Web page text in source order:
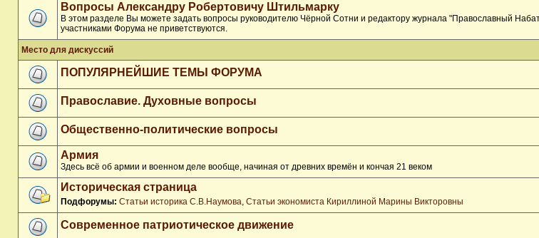
Вопросы Александру Робертовичу Штильмарку
В этом разделе Вы можете задать вопросы руководителю Чёрной Сотни и редактору журнала "Православный
участниками Форума не приветствуются.
Место для дискуссий
ПОПУЛЯРНЕЙШИЕ ТЕМЫ ФОРУМА
Православие. Духовные вопросы
Общественно-политические вопросы
Армия
Здесь всё об армии и военном деле вообще, начиная от древних времён и кончая 21 веком
Историческая страница
Подфорумы: Статьи историка С.В.Наумова, Статьи экономиста Кириллиной Марины Викторовны
Современное патриотическое движение